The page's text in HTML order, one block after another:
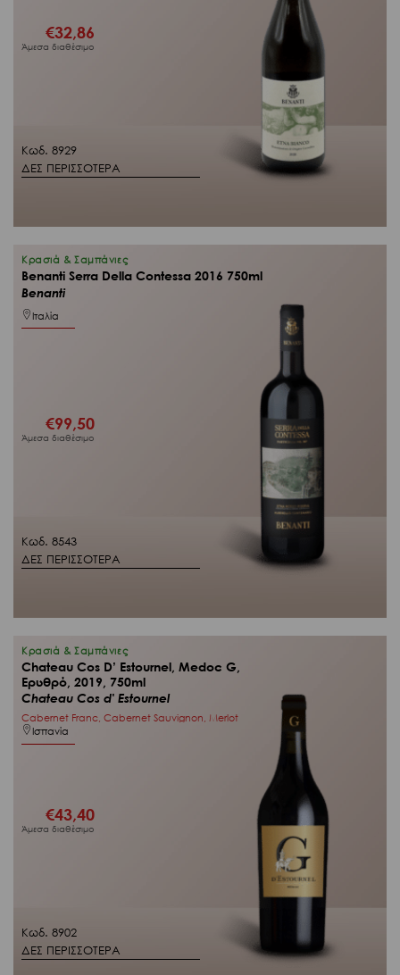
Κωδ. 8929
ΔΕΣ ΠΕΡΙΣΣΟΤΕΡΑ
€32,86
Άμεσα διαθέσιμο
Κωδ. 8543
ΔΕΣ ΠΕΡΙΣΣΟΤΕΡΑ
Κρασιά & Σαμπάνιες
Benanti Serra Della Contessa 2016 750ml
Benanti
Ιταλία
€99,50
Άμεσα διαθέσιμο
Κωδ. 8902
ΔΕΣ ΠΕΡΙΣΣΟΤΕΡΑ
Κρασιά & Σαμπάνιες
Chateau Cos D’ Estournel, Medoc G,
Ερυθρό, 2019, 750ml
Chateau Cos d' Estournel
Cabernet Franc, Cabernet Sauvignon, Merlot
Ισπανία
€43,40
Άμεσα διαθέσιμο